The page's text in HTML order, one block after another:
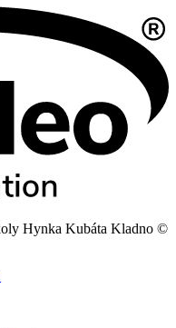
Hynka Kubáta Kladno ©